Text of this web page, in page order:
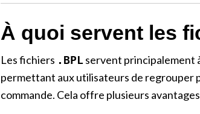
À quoi servent les
Les fichiers .BPLservent principalement
permettant aux utilisateurs de regrouper
commande. Cela offre plusieurs